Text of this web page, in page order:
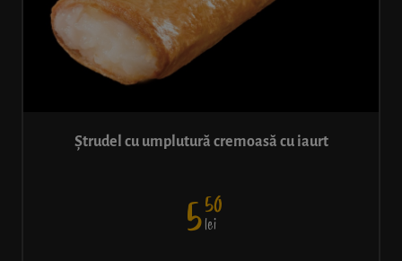
Ștrudel cu umplutură cremoasă cu iaurt
550
lei